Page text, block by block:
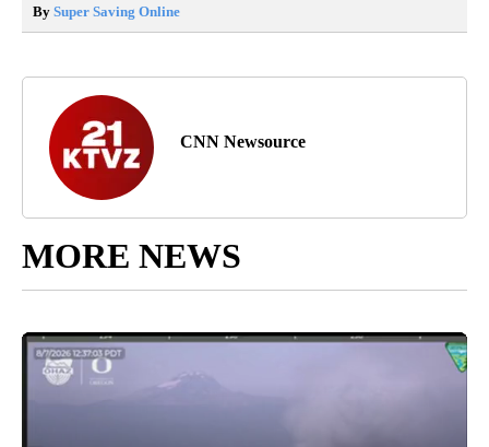
By Super Saving Online
CNN Newsource
MORE NEWS